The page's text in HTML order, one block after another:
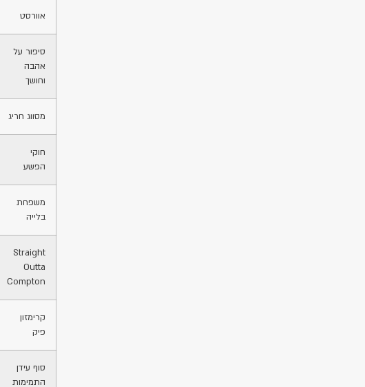
אוורסט
סיפור על
אהבה
וחושך
מסווג חריג
חוקי
הפשע
משפחת
בלייה
Straight
Outta
Compton
קרימזון
פיק
סוף עידן
התמימות